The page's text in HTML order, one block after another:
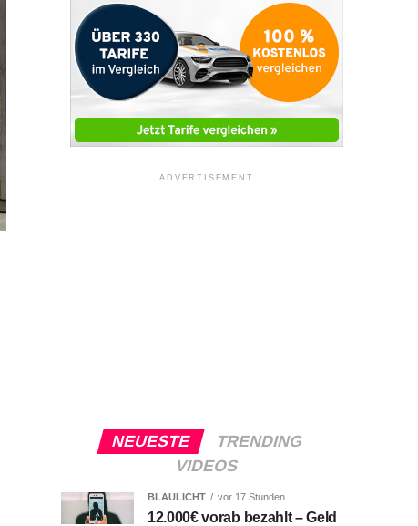
ADVERTISEMENT
NEUESTE
TRENDING
VIDEOS
BLAULICHT vor 17 Stunden
12.000€ vorab bezahlt – Geld